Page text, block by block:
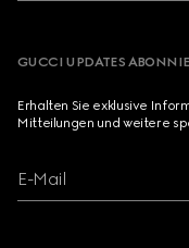
GUCCI UPDATES
Erhalten Sie exklusive
Mitteilungen und weitere
E-Mail